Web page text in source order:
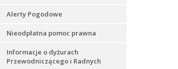
Alerty Pogodowe
Nieodpłatna pomoc prawna
Informacje o dyżurach
Przewodniczącego i Radnych